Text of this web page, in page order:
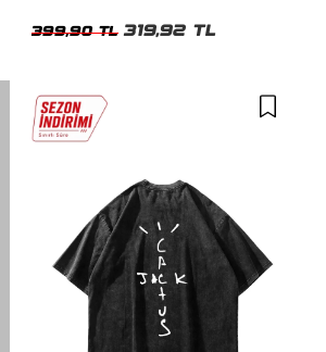
399,90 TL 319,92 TL